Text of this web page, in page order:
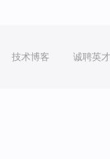
技术博客 诚聘英才